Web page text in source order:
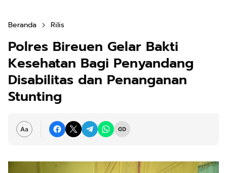
Beranda Rilis
Polres Bireuen Gelar Bakti
Kesehatan Bagi Penyandang
Disabilitas dan Penanganan
Stunting